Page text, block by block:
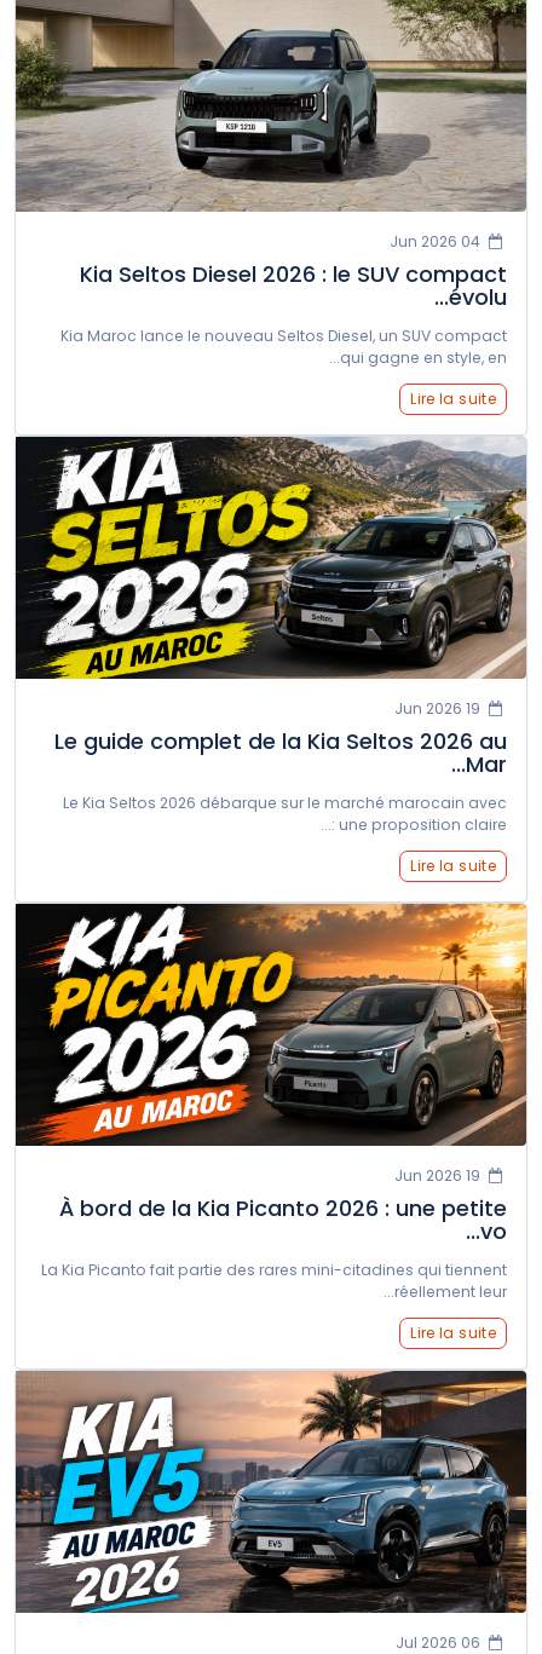
04 Jun 2026
Kia Seltos Diesel 2026 : le SUV compact
évolu...
Kia Maroc lance le nouveau Seltos Diesel, un SUV compact
qui gagne en style, en...
Lire la suite
19 Jun 2026
Le guide complet de la Kia Seltos 2026 au
Mar...
Le Kia Seltos 2026 débarque sur le marché marocain avec
une proposition claire :...
Lire la suite
19 Jun 2026
À bord de la Kia Picanto 2026 : une petite
vo...
La Kia Picanto fait partie des rares mini-citadines qui tiennent
réellement leur...
Lire la suite
06 Jul 2026